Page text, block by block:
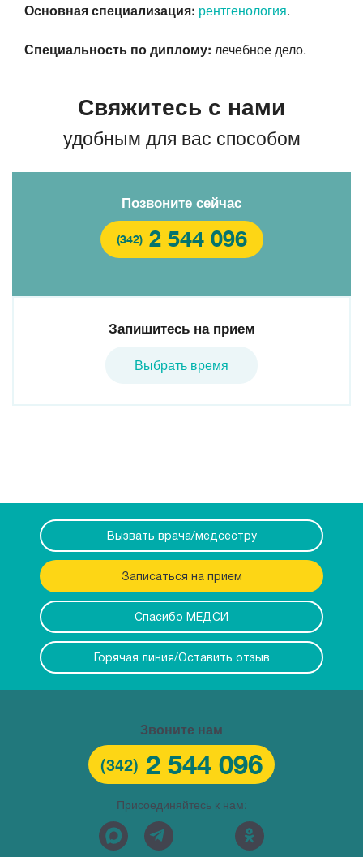
Основная специализация: рентгенология.
Специальность по диплому: лечебное дело.
Свяжитесь с нами
удобным для вас способом
Позвоните сейчас
(342) 2 544 096
Запишитесь на прием
Выбрать время
Вызвать врача/медсестру
Записаться на прием
Спасибо МЕДСИ
Горячая линия/Оставить отзыв
Звоните нам
(342) 2 544 096
Присоединяйтесь к нам: